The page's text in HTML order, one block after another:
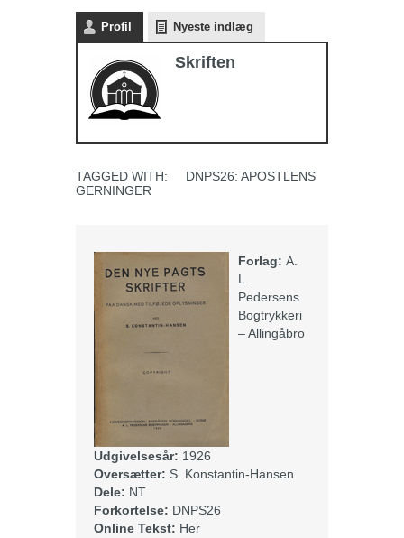
Profil Nyeste indlæg
Skriften
TAGGED WITH:
DNPS26: APOSTLENS
GERNINGER
Forlag: A.
L.
Pedersens
Bogtrykkeri
– Allingåbro
Udgivelsesår: 1926
Oversætter: S. Konstantin-Hansen
Dele: NT
Forkortelse: DNPS26
Online Tekst: Her